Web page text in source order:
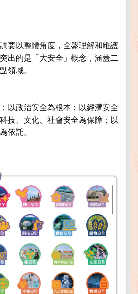
要以整體角度，全盤理解和維護
出的是「大安全」概念，涵蓋二
領域。
以政治安全為根本；以經濟安全
技、文化、社會安全為保障；以
依託。